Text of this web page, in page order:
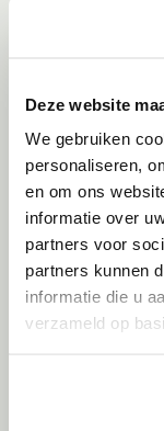
Deze website
We gebruiken
personaliseren,
en om ons
informatie over
partners voor
partners kunnen
informatie die u
verzameld op